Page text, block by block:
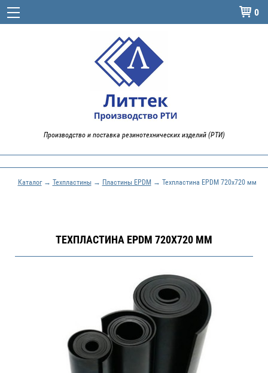
 0
Производство и поставка резинотехнических изделий (РТИ)
Каталог→ Техпластины→ Пластины EPDM→ Техпластина EPDM 720x720 мм
ТЕХПЛАСТИНА EPDM 720X720 ММ